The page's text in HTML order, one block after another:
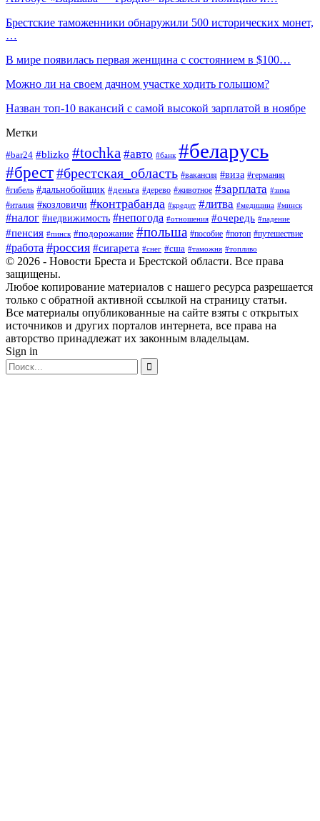
Брестские таможенники обнаружили 500 исторических монет,
…
В мире появилась первая женщина с состоянием в $100…
Можно ли на своем дачном участке ходить голышом?
Назван топ-10 вакансий с самой высокой зарплатой в ноябре
Метки
#bar24 #blizko #tochka #авто #банк #беларусь
#брест#брестская_область #вакансия #виза #германия
#гибель #дальнобойщик #деньга #дерево #животное #зарплата #зима
#италия #козловичи #контрабанда #кредит #литва #медицина #минск
#налог #недвижимость #непогода #отношения #очередь #падение
#пенсия #пинск #подорожание #польша #пособие #потоп #путешествие
#работа #россия #сигарета #снег #сша #таможня #топливо
© 2026 - Новости Бреста и Брестской области. Все права
защищены.
Любое копирование материалов с нашего ресурса разрешается
только с обратной активной ссылкой на страницу статьи.
Все материалы опубликованные на сайте взяты с открытых
источников и других порталов интернета, все права на
авторство принадлежат их законным владельцам.
Sign in